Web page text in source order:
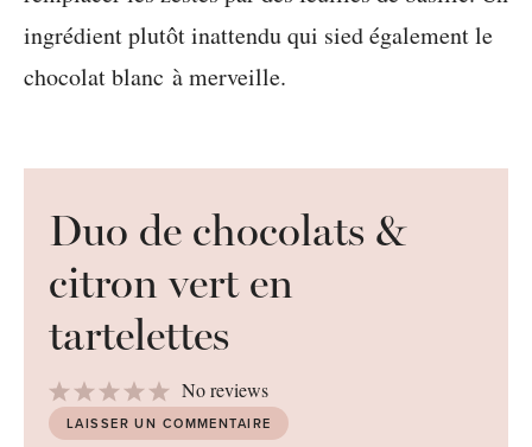
ingrédient plutôt inattendu qui sied également le
chocolat blanc à merveille.
Duo de chocolats &
citron vert en
tartelettes
Stars
4
Stars
3
Stars
2
Stars
1
Star
No reviews
LAISSER UN COMMENTAIRE